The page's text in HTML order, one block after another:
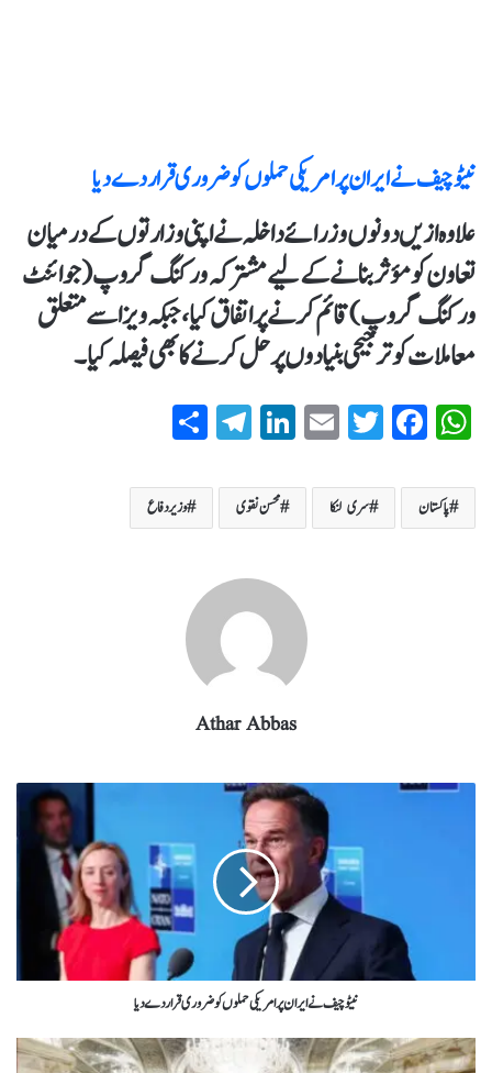
نیٹو چیف نے ایران پر امریکی حملوں کو ضروری قرار دے دیا
علاوہ ازیں دونوں وزرائے داخلہ نے اپنی وزارتوں کے درمیان
تعاون کو مؤثر بنانے کے لیے مشترکہ ورکنگ گروپ (جوائنٹ
ورکنگ گروپ) قائم کرنے پر اتفاق کیا، جبکہ ویزا سے متعلق
معاملات کو ترجیحی بنیادوں پر حل کرنے کا بھی فیصلہ کیا۔
W
ts
A
Fa
bo
ok
T
tte
r
E
ail
Li
ed
In
T
eg
ra
re پاکستان سری لنکا محسن نقوی وزیر دفاع
Athar Abbas
نیٹو چیف نے ایران پر امریکی حملوں کو ضروری قرار دے دیا